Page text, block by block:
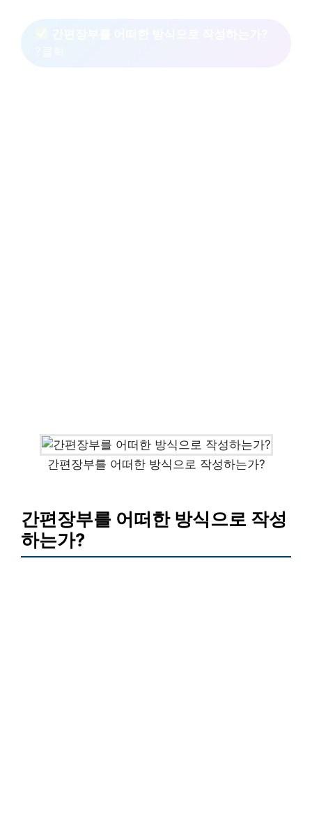
간편장부를 어떠한 방식으로 작성하는가?
간편장부를 어떠한 방식으로 작성
하는가?